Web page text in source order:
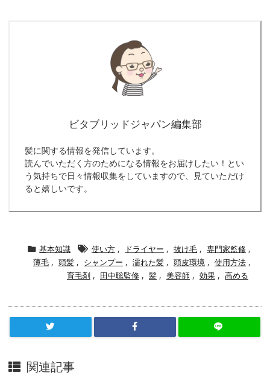
ビタブリッドジャパン編集部
髪に関する情報を発信しています。
読んでいただく方のためになる情報をお届けしたい！とい
う気持ちで日々情報収集をしていますので、見ていただけ
ると嬉しいです。
基本知識 使い方 , ドライヤー , 抜け毛 , 専門家監修 ,
薄毛 , 頭髪 , シャンプー , 濡れた髪 , 頭皮環境 , 使用方法 ,
育毛剤 , 田中聡監修 , 髪 , 美容師 , 効果 , 高める
関連記事